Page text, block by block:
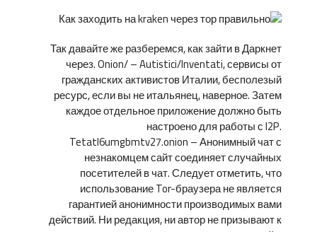
Так давайте же разберемся, как зайти в Даркнет
через. Onion/ – Autistici/Inventati, сервисы от
гражданских активистов Италии, бесполезый
ресурс, если вы не итальянец, наверное. Затем
каждое отдельное приложение должно быть
настроено для работы с I2P.
Tetatl6umgbmtv27.onion – Анонимный чат с
незнакомцем сайт соединяет случайных
посетителей в чат. Следует отметить, что
использование Tor-браузера не является
гарантией анонимности производимых вами
действий. Ни редакция, ни автор не призывают к